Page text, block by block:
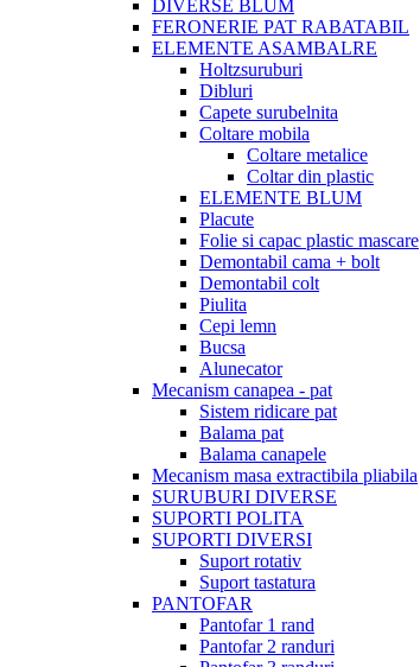
DIVERSE BLUM
FERONERIE PAT RABATABIL
ELEMENTE ASAMBALRE
Holtzsuruburi
Dibluri
Capete surubelnita
Coltare mobila
Coltare metalice
Coltar din plastic
ELEMENTE BLUM
Placute
Folie si capac plastic mascare
Demontabil cama + bolt
Demontabil colt
Piulita
Cepi lemn
Bucsa
Alunecator
Mecanism canapea - pat
Sistem ridicare pat
Balama pat
Balama canapele
Mecanism masa extractibila pliabila
SURUBURI DIVERSE
SUPORTI POLITA
SUPORTI DIVERSI
Suport rotativ
Suport tastatura
PANTOFAR
Pantofar 1 rand
Pantofar 2 randuri